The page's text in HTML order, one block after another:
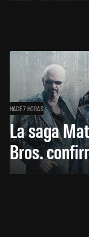
HACE 7 HORAS
La saga
Bros.